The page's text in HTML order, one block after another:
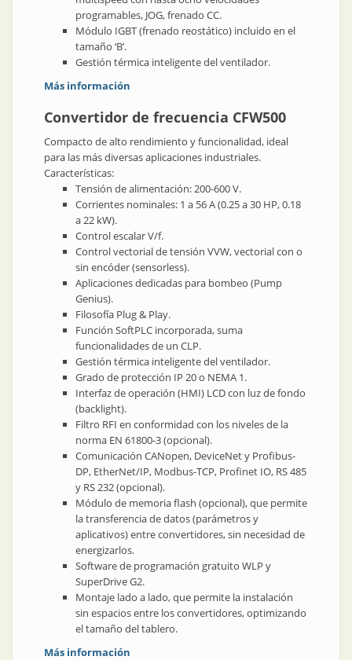
programables, JOG, frenado CC.
Módulo IGBT (frenado reostático) incluido en el
tamaño ‘B’.
Gestión térmica inteligente del ventilador.
Más información
Convertidor de frecuencia CFW500
Compacto de alto rendimiento y funcionalidad, ideal
para las más diversas aplicaciones industriales.
Características:
Tensión de alimentación: 200-600 V.
Corrientes nominales: 1 a 56 A (0.25 a 30 HP, 0.18
a 22 kW).
Control escalar V/f.
Control vectorial de tensión VVW, vectorial con o
sin encóder (sensorless).
Aplicaciones dedicadas para bombeo (Pump
Genius).
Filosofía Plug & Play.
Función SoftPLC incorporada, suma
funcionalidades de un CLP.
Gestión térmica inteligente del ventilador.
Grado de protección IP 20 o NEMA 1.
Interfaz de operación (HMI) LCD con luz de fondo
(backlight).
Filtro RFI en conformidad con los niveles de la
norma EN 61800-3 (opcional).
Comunicación CANopen, DeviceNet y Profibus-
DP, EtherNet/IP, Modbus-TCP, Profinet IO, RS 485
y RS 232 (opcional).
Módulo de memoria flash (opcional), que permite
la transferencia de datos (parámetros y
aplicativos) entre convertidores, sin necesidad de
energizarlos.
Software de programación gratuito WLP y
SuperDrive G2.
Montaje lado a lado, que permite la instalación
sin espacios entre los convertidores, optimizando
el tamaño del tablero.
Más información